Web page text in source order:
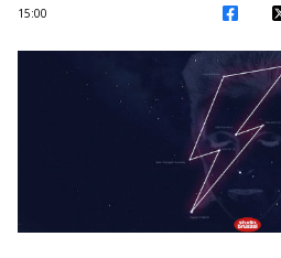
15:00